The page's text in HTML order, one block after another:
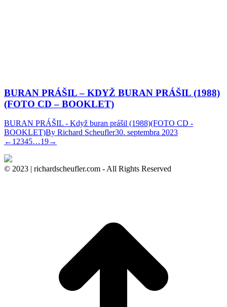
BURAN PRÁŠIL – KDYŽ BURAN PRÁŠIL (1988)
(FOTO CD – BOOKLET)
BURAN PRÁŠIL - Když buran prášil (1988)(FOTO CD -
BOOKLET)By Richard Scheufler30. septembra 2023
← 1 2345…19→
© 2023 | richardscheufler.com - All Rights Reserved